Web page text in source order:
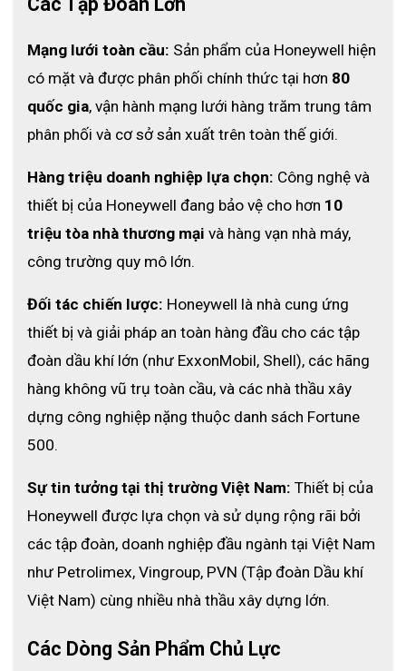
tháo rời.
- Loại thép: AISI 316L.
- Kích thước sợi: chainmail không gỉ dày 0,5mm, đường kính
Mạng lưới toàn cầu: Sản phẩm của Honeywell hiện
có mặt và được phân phối chính thức tại hơn 80
quốc gia, vận hành mạng lưới hàng trăm trung tâm
phân phối và cơ sở sản xuất trên toàn thế giới.
Hàng triệu doanh nghiệp lựa chọn: Công nghệ và
thiết bị của Honeywell đang bảo vệ cho hơn 10
triệu tòa nhà thương mại và hàng vạn nhà máy,
công trường quy mô lớn.
Đối tác chiến lược: Honeywell là nhà cung ứng
thiết bị và giải pháp an toàn hàng đầu cho các tập
đoàn dầu khí lớn (như ExxonMobil, Shell), các hãng
hàng không vũ trụ toàn cầu, và các nhà thầu xây
dựng công nghiệp nặng thuộc danh sách Fortune
500.
Sự tin tưởng tại thị trường Việt Nam: Thiết bị của
Honeywell được lựa chọn và sử dụng rộng rãi bởi
các tập đoàn, doanh nghiệp đầu ngành tại Việt Nam
như Petrolimex, Vingroup, PVN (Tập đoàn Dầu khí
Việt Nam) cùng nhiều nhà thầu xây dựng lớn.
Các Dòng Sản Phẩm Chủ Lực